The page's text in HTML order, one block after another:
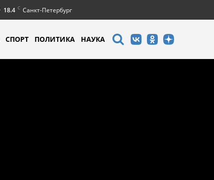
18.4 C Санкт-Петербург
СПОРТ ПОЛИТИКА НАУКА